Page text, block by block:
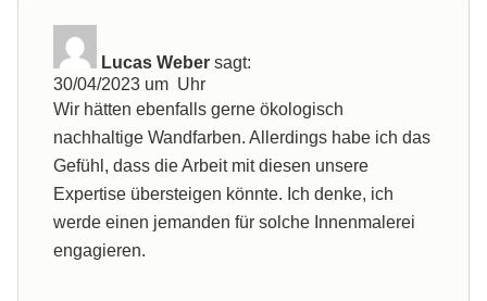
Lucas Weber sagt:
30/04/2023 um Uhr
Wir hätten ebenfalls gerne ökologisch
nachhaltige Wandfarben. Allerdings habe ich das
Gefühl, dass die Arbeit mit diesen unsere
Expertise übersteigen könnte. Ich denke, ich
werde einen jemanden für solche Innenmalerei
engagieren.